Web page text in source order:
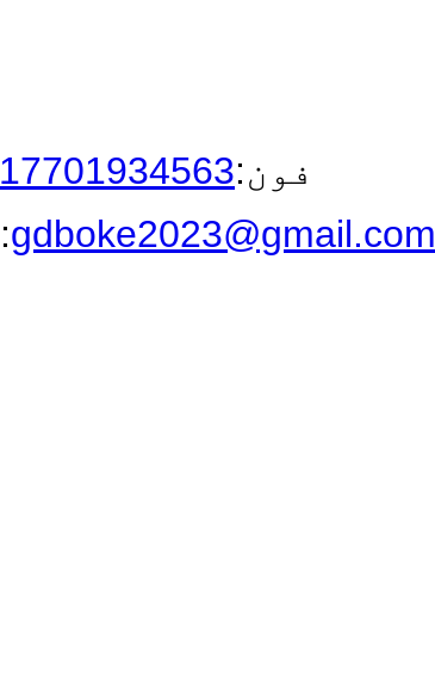
فون:17701934563
ای میل:gdboke2023@gmail.com